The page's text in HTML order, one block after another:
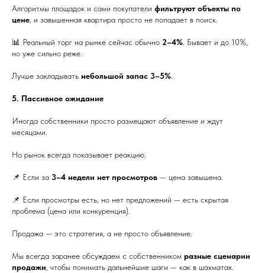
Алгоритмы площадок и сами покупатели фильтруют объекты по
цене, и завышенная квартира просто не попадает в поиск.
📊 Реальный торг на рынке сейчас обычно 2–4%. Бывает и до 10%,
но уже сильно реже.
Лучше закладывать небольшой запас 3–5%.
5. Пассивное ожидание
Иногда собственники просто размещают объявление и ждут
месяцами.
Но рынок всегда показывает реакцию.
📌 Если за 3–4 недели нет просмотров — цена завышена.
📌 Если просмотры есть, но нет предложений — есть скрытая
проблема (цена или конкуренция).
Продажа — это стратегия, а не просто объявление.
Мы всегда заранее обсуждаем с собственником разные сценарии
продажи, чтобы понимать дальнейшие шаги — как в шахматах.